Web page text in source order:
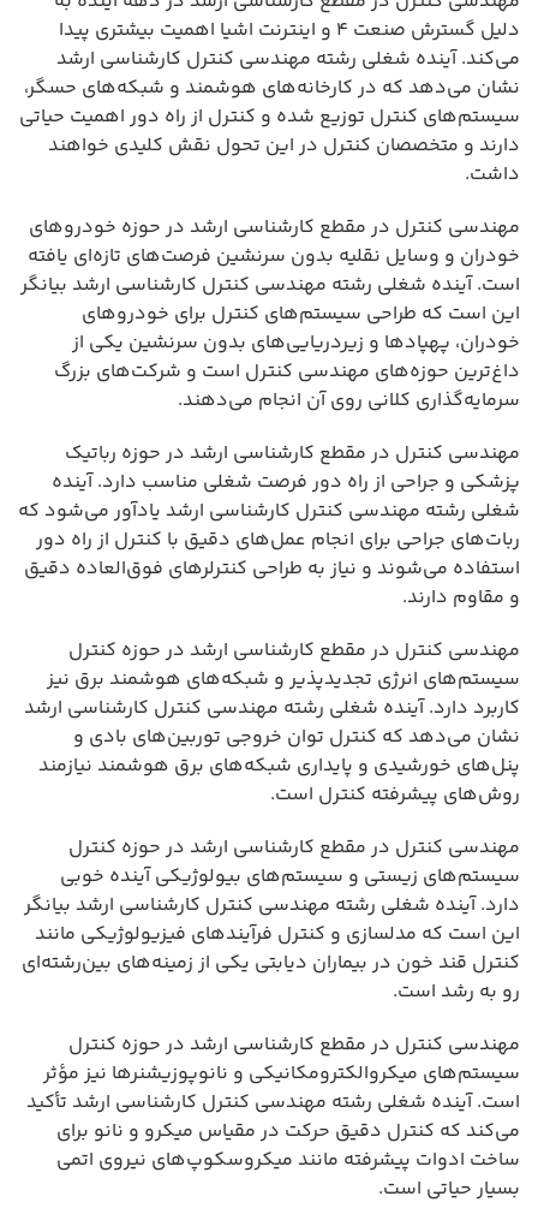
دلیل گسترش صنعت ۴ و اینترنت اشیا اهمیت بیشتری پیدا
می‌کند. آینده شغلی رشته مهندسی کنترل کارشناسی ارشد
نشان می‌دهد که در کارخانه‌های هوشمند و شبکه‌های حسگر،
سیستم‌های کنترل توزیع شده و کنترل از راه دور اهمیت حیاتی
دارند و متخصصان کنترل در این تحول نقش کلیدی خواهند
داشت.
مهندسی کنترل در مقطع کارشناسی ارشد در حوزه خودروهای
خودران و وسایل نقلیه بدون سرنشین فرصت‌های تازه‌ای یافته
است. آینده شغلی رشته مهندسی کنترل کارشناسی ارشد بیانگر
این است که طراحی سیستم‌های کنترل برای خودروهای
خودران، پهپادها و زیردریایی‌های بدون سرنشین یکی از
داغ‌ترین حوزه‌های مهندسی کنترل است و شرکت‌های بزرگ
سرمایه‌گذاری کلانی روی آن انجام می‌دهند.
مهندسی کنترل در مقطع کارشناسی ارشد در حوزه رباتیک
پزشکی و جراحی از راه دور فرصت شغلی مناسب دارد. آینده
شغلی رشته مهندسی کنترل کارشناسی ارشد یادآور می‌شود که
ربات‌های جراحی برای انجام عمل‌های دقیق با کنترل از راه دور
استفاده می‌شوند و نیاز به طراحی کنترلرهای فوق‌العاده دقیق
و مقاوم دارند.
مهندسی کنترل در مقطع کارشناسی ارشد در حوزه کنترل
سیستم‌های انرژی تجدیدپذیر و شبکه‌های هوشمند برق نیز
کاربرد دارد. آینده شغلی رشته مهندسی کنترل کارشناسی ارشد
نشان می‌دهد که کنترل توان خروجی توربین‌های بادی و
پنل‌های خورشیدی و پایداری شبکه‌های برق هوشمند نیازمند
روش‌های پیشرفته کنترل است.
مهندسی کنترل در مقطع کارشناسی ارشد در حوزه کنترل
سیستم‌های زیستی و سیستم‌های بیولوژیکی آینده خوبی
دارد. آینده شغلی رشته مهندسی کنترل کارشناسی ارشد بیانگر
این است که مدلسازی و کنترل فرآیندهای فیزیولوژیکی مانند
کنترل قند خون در بیماران دیابتی یکی از زمینه‌های بین‌رشته‌ای
رو به رشد است.
مهندسی کنترل در مقطع کارشناسی ارشد در حوزه کنترل
سیستم‌های میکروالکترومکانیکی و نانوپوزیشنرها نیز مؤثر
است. آینده شغلی رشته مهندسی کنترل کارشناسی ارشد تأکید
می‌کند که کنترل دقیق حرکت در مقیاس میکرو و نانو برای
ساخت ادوات پیشرفته مانند میکروسکوپ‌های نیروی اتمی
بسیار حیاتی است.